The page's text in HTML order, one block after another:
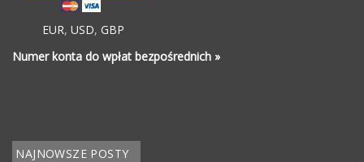
EUR, USD, GBP
Numer konta do wpłat bezpośrednich »
NAJNOWSZE POSTY